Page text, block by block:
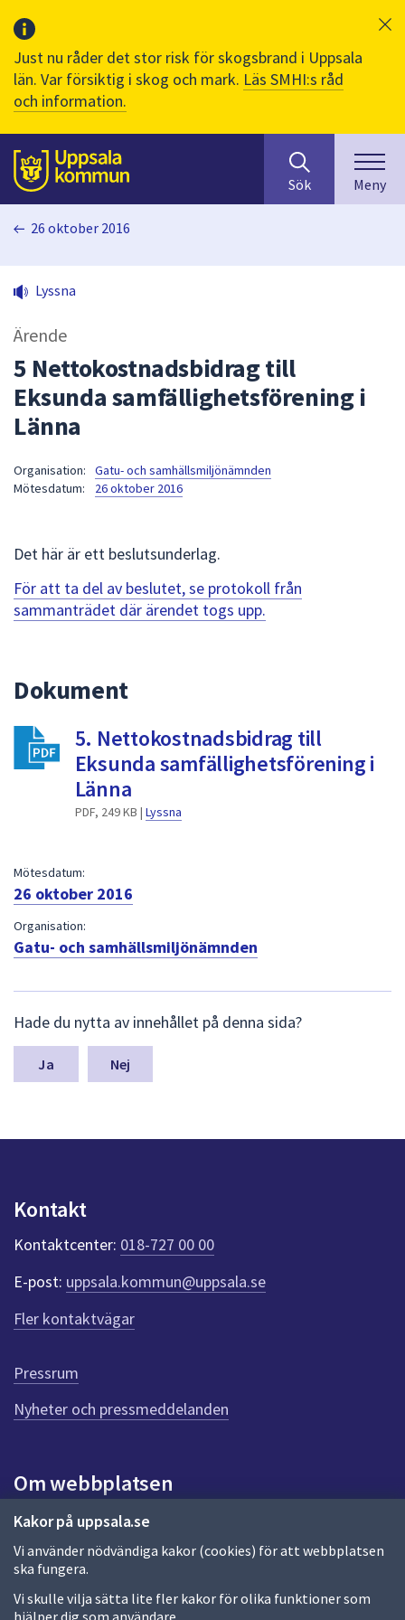
Just nu råder det stor risk för skogsbrand i Uppsala
län. Var försiktig i skog och mark. Läs SMHI:s råd
och information.
Till sidans
huvudinnehåll
efter
innehåll
på
sökfältet
kommer
sökförslag
under
att
navigera
mellan
välja
något
Sök Meny
Kakor på uppsala.se
Vi använder nödvändiga kakor (cookies) för att webbplatsen
ska fungera.
Vi skulle vilja sätta lite fler kakor för olika funktioner som
hjälper dig som användare.
26 oktober 2016
Lyssna
Ärende
5 Nettokostnadsbidrag till
Eksunda samfällighetsförening i
Länna
Organisation:
Gatu- och samhällsmiljönämnden
Mötesdatum:
26 oktober 2016
Det här är ett beslutsunderlag.
För att ta del av beslutet, se protokoll från
sammanträdet där ärendet togs upp.
Dokument
5. Nettokostnadsbidrag till
Eksunda samfällighetsförening i
Länna
PDF, 249 KB | Lyssna
Mötesdatum:
26 oktober 2016
Organisation:
Gatu- och samhällsmiljönämnden
ä
m
a
n
k
t
e
r
f
ö
r
e
n
n
a
d
a
Hade du nytta av innehållet på denna sida?
Nej
Kontakt
Kontaktcenter: 018-727 00 00
E-post: uppsala.kommun@uppsala.se
Fler kontaktvägar
Pressrum
Nyheter och pressmeddelanden
Om webbplatsen
Om webbplatsen
Allmänna handlingar och diarium
Behandling av personuppgifter